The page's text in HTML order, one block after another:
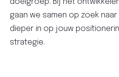
gaan we samen op zoek naar
dieper in op jouw
strategie.